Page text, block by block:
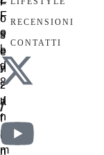
RECENSIONI
CONTATTI
/